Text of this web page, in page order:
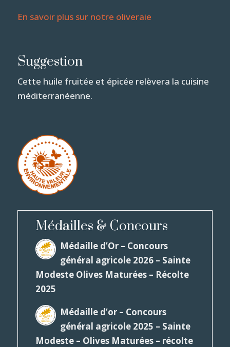
En savoir plus sur notre oliveraie
Suggestion
Cette huile fruitée et épicée relèvera la cuisine
méditerranéenne.
Médailles & Concours
Médaille d’Or – Concours
général agricole 2026 – Sainte
Modeste Olives Maturées – Récolte
2025
Médaille d’or – Concours
général agricole 2025 – Sainte
Modeste – Olives Maturées – récolte